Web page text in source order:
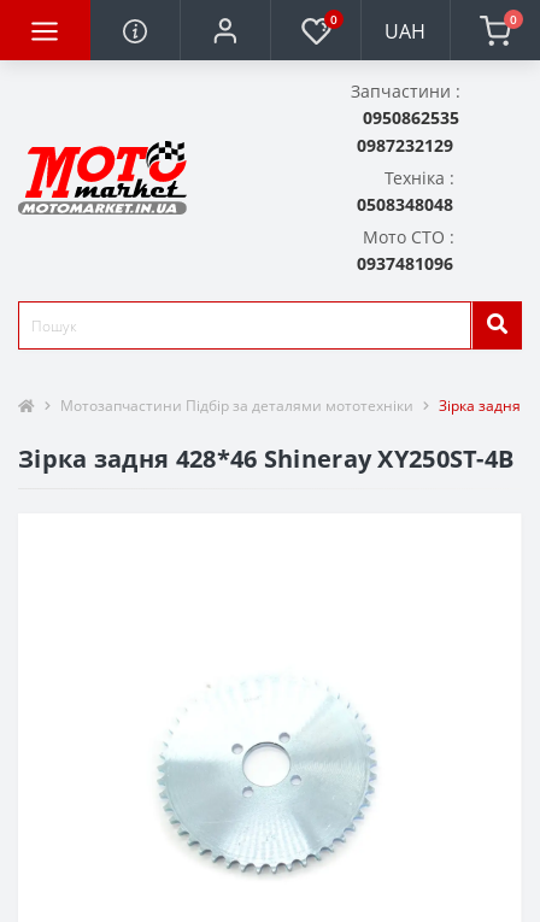
0 UAH 0
Запчастини :
0950862535
0987232129
Техніка :
0508348048
Мото СТО :
0937481096
Мотозапчастини Підбір за деталями мототехніки Зірка задня
Зірка задня 428*46 Shineray XY250ST-4B